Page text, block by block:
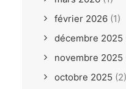
février 2026 (1)
décembre 2025
novembre 2025
octobre 2025 (2)